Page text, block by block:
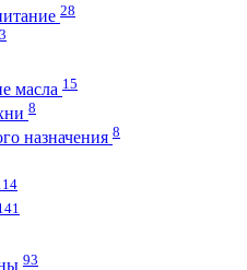
28
масла 15
8
назначения 8
93